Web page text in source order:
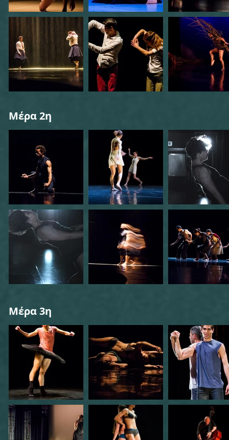
Μέρα 2η
Μέρα 3η